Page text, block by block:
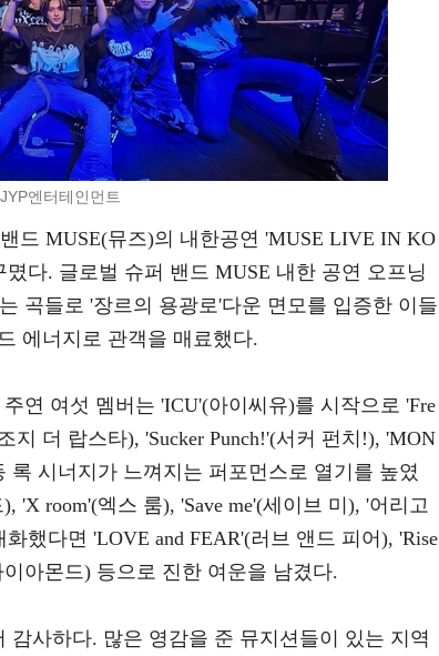
엔터테인먼트
드 MUSE(뮤즈)의 내한공연 'MUSE LIVE IN KO
다. 글로벌 슈퍼 밴드 MUSE 내한 공연 오프닝
곡들로 '장르의 용광로'다운 면모를 입증한 이들
에너지로 관객을 매료했다.
연 여섯 멤버는 'ICU'(아이씨유)를 시작으로 'Fre
지 더 랍스타), 'Sucker Punch!'(서커 펀치!), 'MON
시너지가 느껴지는 퍼포먼스로 열기를 높였
'X room'(엑스 룸), 'Save me'(세이브 미), '어리고
했다면 'LOVE and FEAR'(러브 앤드 피어), 'Rise
아몬드) 등으로 진한 여운을 남겼다.
사하다. 많은 영감을 준 뮤지션들이 있는 지역